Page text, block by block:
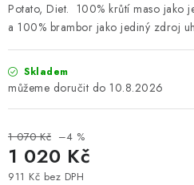
Potato, Diet. 100% krůtí maso jako
a 100% brambor jako jediný zdroj
Skladem
10.8.2026
1 070 Kč –4 %
1 020 Kč
911 Kč bez DPH